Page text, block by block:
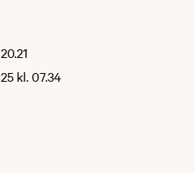
kl. 07.34